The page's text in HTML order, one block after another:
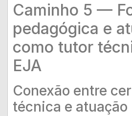
Caminho 5 —
pedagógica e
como tutor
EJA
Conexão entre
técnica e atuação